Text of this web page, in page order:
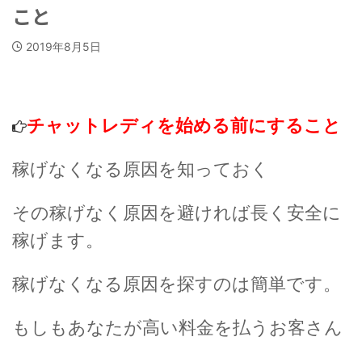
こと
2019年8月5日
チャットレディを始める前にすること
稼げなくなる原因を知っておく
その稼げなく原因を避ければ長く安全に
稼げます。
稼げなくなる原因を探すのは簡単です。
もしもあなたが高い料金を払うお客さん